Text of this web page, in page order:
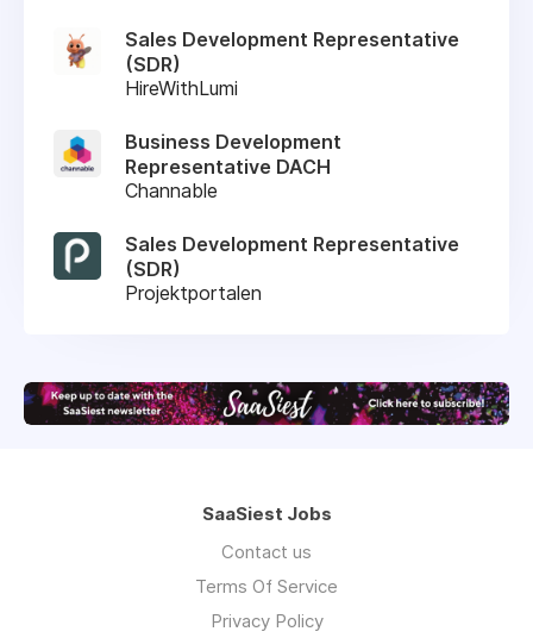
Sales Development Representative
(SDR)
HireWithLumi
Business Development
Representative DACH
Channable
Sales Development Representative
(SDR)
Projektportalen
SaaSiest Jobs
Contact us
Terms Of Service
Privacy Policy